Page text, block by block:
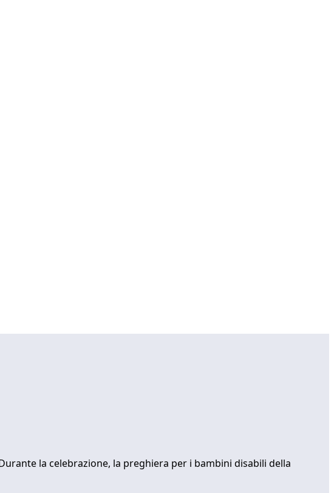
la celebrazione, la preghiera per i bambini disabili della